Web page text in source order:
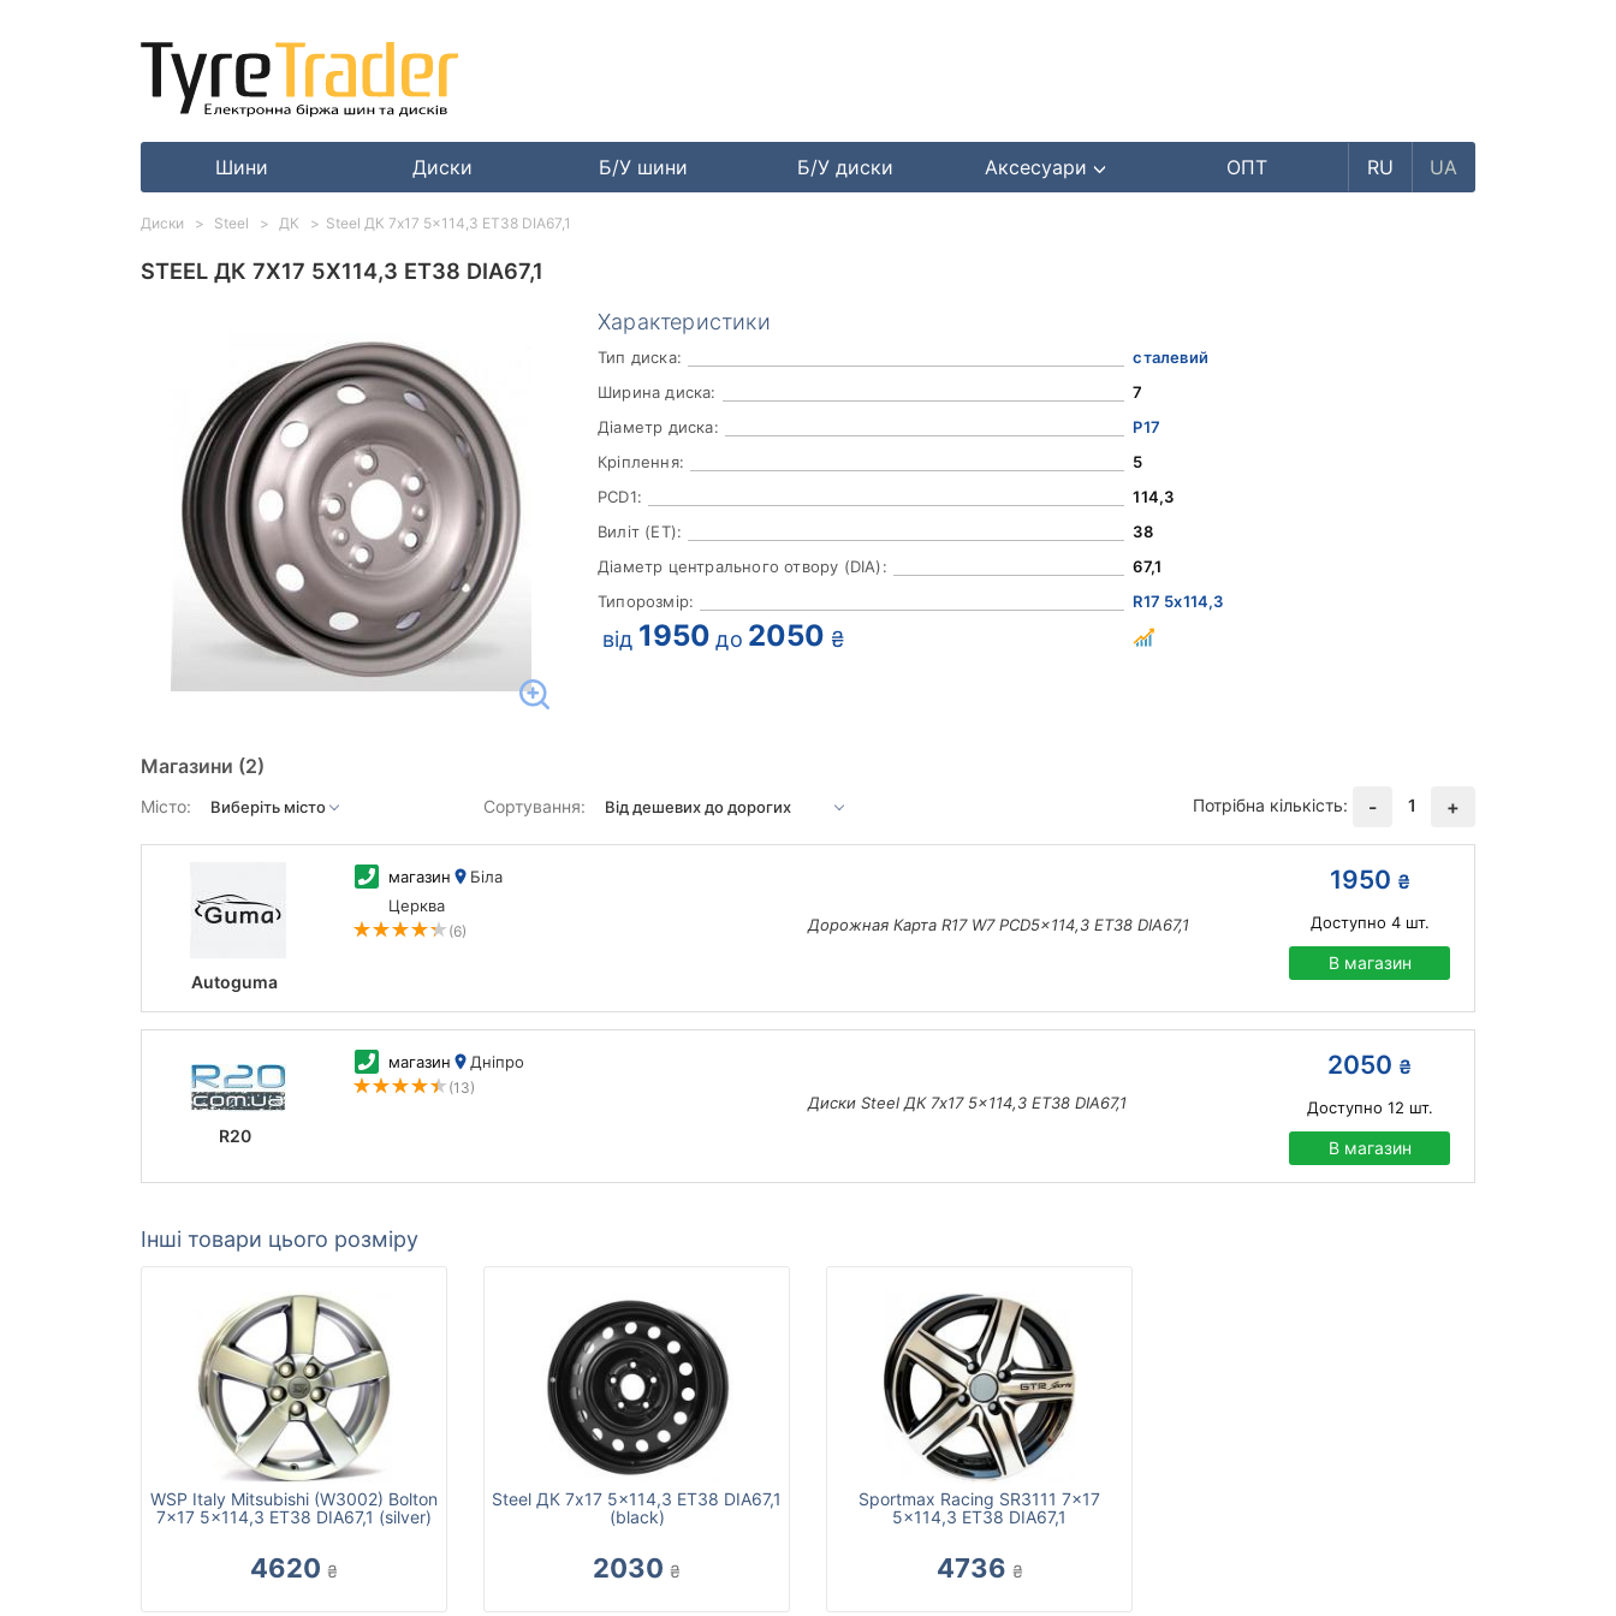
Шини Диски Б/У шини Б/У диски Аксесуари ОПТ RU UA
STEEL ДК 7X17 5X114,3 ET38 DIA67,1
Характеристики
Тип диска:
сталевий
Ширина диска:
7
Діаметр диска:
Р17
Кріплення:
5
PCD1:
114,3
Виліт (ET):
38
Діаметр центрального отвору (DIA):
67,1
Типорозмір:
R17 5x114,3
від 1950 до 2050 ₴
Магазини (2)
Місто: Сортування: Потрібна кількість: - 1 +
Autoguma
магазин
Біла
Церква
(6) Дорожная Карта R17 W7 PCD5x114,3 ET38 DIA67,1
1950 ₴
Доступно 4шт.
В магазин
R20
магазин Дніпро
(13)
Диски Steel ДК 7x17 5x114,3 ET38 DIA67,1
2050 ₴
Доступно 12 шт.
В магазин
Інші товари цього розміру
WSP Italy Mitsubishi (W3002) Bolton
7x17 5x114,3 ET38 DIA67,1 (silver)
4620 ₴
Steel ДК 7x17 5x114,3 ET38 DIA67,1
(black)
2030 ₴
Sportmax Racing SR3111 7x17
5x114,3 ET38 DIA67,1
4736 ₴
Диски Steel ДК Steel ДК 7x17 5x114,3 ET38 DIA67,1